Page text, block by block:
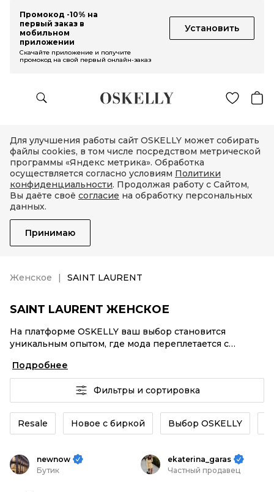
Промокод -10% на
первый заказ в
мобильном
приложении
Установить
Скачайте приложение и получите
промокод на свой первый онлайн-заказ
Для улучшения работы сайт OSKELLY может собирать
файлы cookies, в том числе посредством метрической
программы «Яндекс метрика». Обработка
осуществляется согласно условиям Политики
конфиденциальности. Продолжая работу с Сайтом,
Вы даёте своё согласие на обработку персональных
данных.
Принимаю
Женское SAINT LAURENT
SAINT LAURENT ЖЕНСКОЕ
На платформе OSKELLY ваш выбор становится
уникальным опытом, где мода переплетается с
аутентификация каждого заказа – SAINT LAURENT
Женское от селлеров OSKELLY с быстрой доставкой
по России. Ваш стиль не ждет, и мы тоже! Винтажные
изделия или SAINT LAURENT Женское из новых
коллекций – заказывайте на сайте или в приложении
OSKELLY с целой экосистемой инструментов.
Подробнее
Фильтры и сортировка
Resale Новое с биркой Выбор OSKELLY
newnow
Бутик
ekaterina_garas
Частный продавец